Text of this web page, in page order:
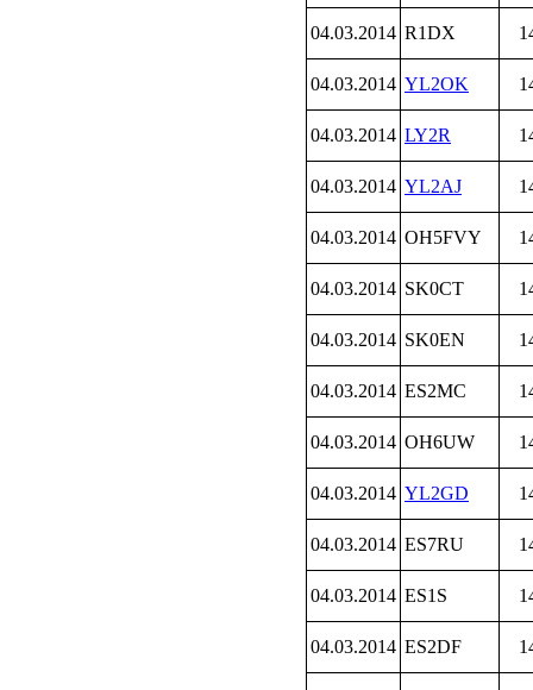
04.03.2014 R1DX
04.03.2014 YL2OK
04.03.2014 LY2R
04.03.2014 YL2AJ
04.03.2014 OH5FVY
04.03.2014 SK0CT
04.03.2014 SK0EN
04.03.2014 ES2MC
04.03.2014 OH6UW
04.03.2014 YL2GD
04.03.2014 ES7RU
04.03.2014 ES1S
04.03.2014 ES2DF